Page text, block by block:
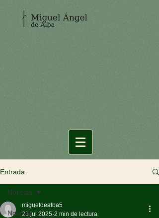
Entrada
Noticias
Noticias
migueldealba5
21 jul 2025 2 min de lectura